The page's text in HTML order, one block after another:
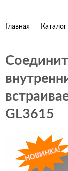
Главная Каталог
GL3615